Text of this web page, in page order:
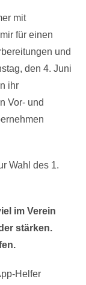
mit
für einen
und
den 4. Juni
ihr
Vor- und
Wahl des 1.
im Verein
stärken.
Helfer